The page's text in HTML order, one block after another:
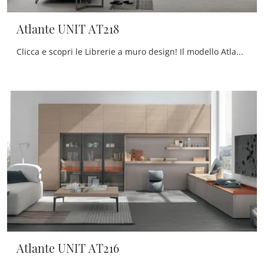
Atlante UNIT AT218
Clicca e scopri le Librerie a muro design! Il modello Atlante UNIT AT218 Tomasella saprà ultimare un living pratico e operativo.
Atlante UNIT AT216